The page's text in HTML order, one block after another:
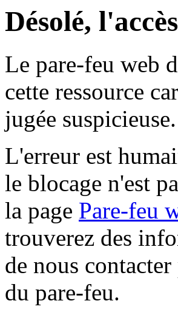
Désolé,
Le pare-feu web
cette ressource
jugée suspicieuse.
L'erreur est
le blocage n'est
la page Pare-feu
trouverez des
de nous
du pare-feu.